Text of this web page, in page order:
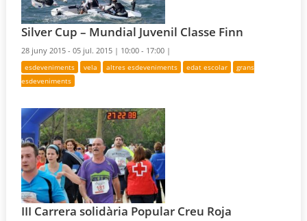
Silver Cup – Mundial Juvenil Classe Finn
28 juny 2015 - 05 jul. 2015 | 10:00 - 17:00 |
esdeveniments vela altres esdeveniments edat escolar
grans
esdeveniments
III Carrera solidària Popular Creu Roja